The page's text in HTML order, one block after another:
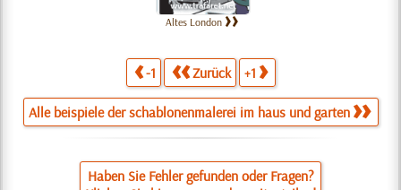
Altes London
-1 Zurück +1
Alle beispiele der schablonenmalerei im haus und garten
Haben Sie Fehler gefunden oder Fragen?